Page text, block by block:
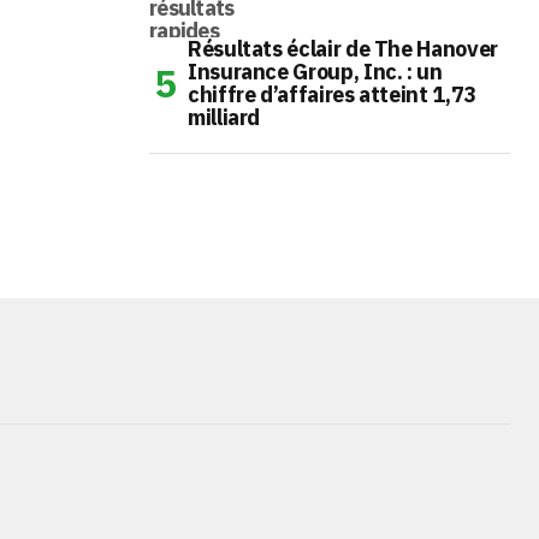
Résultats éclair de The Hanover
Insurance Group, Inc. : un
chiffre d’affaires atteint 1,73
milliard